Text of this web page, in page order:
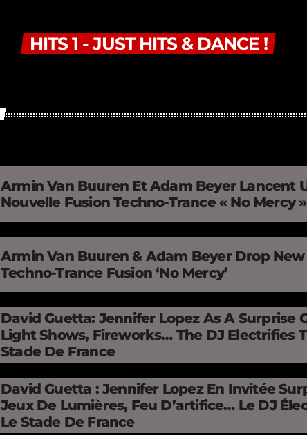
HITS 1 - JUST HITS & DANCE !
Armin Van Buuren Et Adam Beyer Lancent
Nouvelle Fusion Techno-Trance « No Mercy »
Armin Van Buuren & Adam Beyer Drop New
Techno-Trance Fusion ‘No Mercy’
David Guetta: Jennifer Lopez As A Surprise
Light Shows, Fireworks… The DJ Electrifies
Stade De France
David Guetta : Jennifer Lopez En Invitée
Jeux De Lumières, Feu D’artifice… Le DJ
Le Stade De France